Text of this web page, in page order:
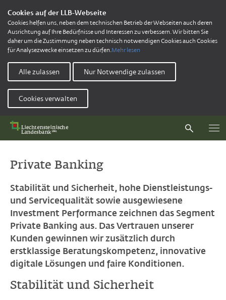
Cookies auf der LLB-Webseite
Cookies helfen uns, neben dem technischen Betrieb der Webseiten auch deren
Ausrichtung auf Ihre Bedürfnisse und Interessen zu verbessern. Wir bitten Sie
daher um die Zustimmung neben technisch notwendigen Cookies auch Cookies
für Analysezwecke einsetzen zu dürfen.Mehr lesen
Alle zulassen Nur Notwendige zulassen
Cookies verwalten
Private Banking
Stabilität und Sicherheit, hohe Dienstleistungs-
und Servicequalität sowie ausgewiesene
Investment Performance zeichnen das Segment
Private Banking aus. Das Vertrauen unserer
Kunden gewinnen wir zusätzlich durch
erstklassige Beratungskompetenz, innovative
digitale Lösungen und faire Konditionen.
Stabilität und Sicherheit